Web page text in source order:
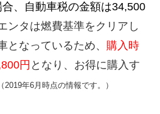
、自動車税の金額は34,500
ンタは燃費基準をクリアし
となっているため、 購入時
円 となり、お得に購入す
（2019年6月時点の情報です。）